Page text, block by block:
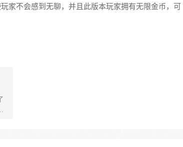
家不会感到无聊，并且此版本玩家拥有无限金币，可